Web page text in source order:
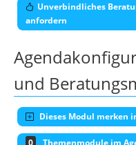
Unverbindliches
anfordern
und
Dieses Modul merken
0